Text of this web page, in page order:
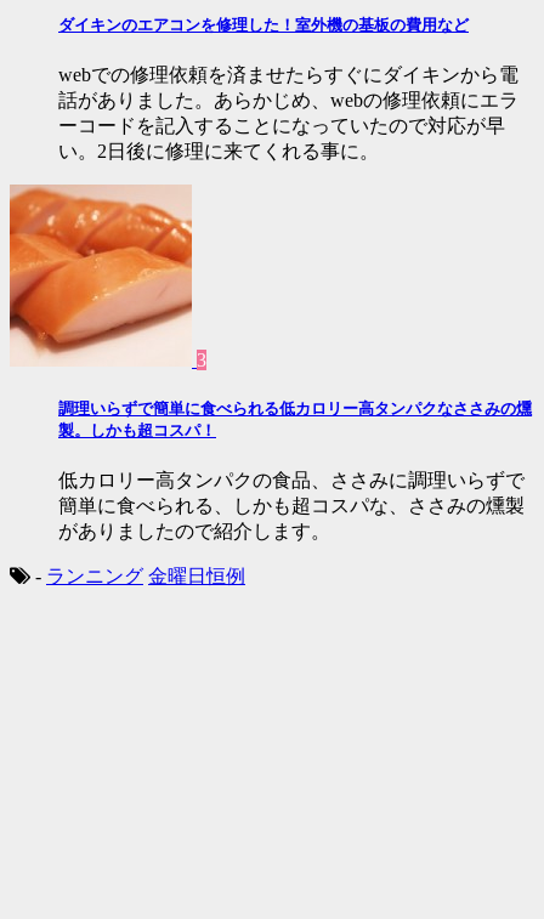
ダイキンのエアコンを修理した！室外機の基板の費用など
webでの修理依頼を済ませたらすぐにダイキンから電
話がありました。あらかじめ、webの修理依頼にエラ
ーコードを記入することになっていたので対応が早
い。2日後に修理に来てくれる事に。
3
調理いらずで簡単に食べられる低カロリー高タンパクなささみの燻
製。しかも超コスパ！
低カロリー高タンパクの食品、ささみに調理いらずで
簡単に食べられる、しかも超コスパな、ささみの燻製
がありましたので紹介します。
- ランニング 金曜日恒例